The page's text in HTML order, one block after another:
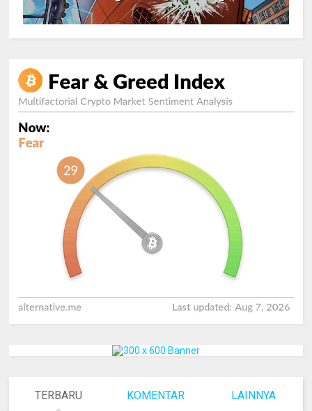
TERBARU KOMENTAR LAINNYA